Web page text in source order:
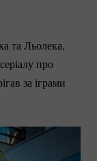
та Льолека,
про
за іграми